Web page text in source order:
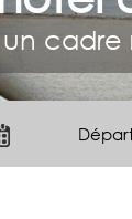
cadre